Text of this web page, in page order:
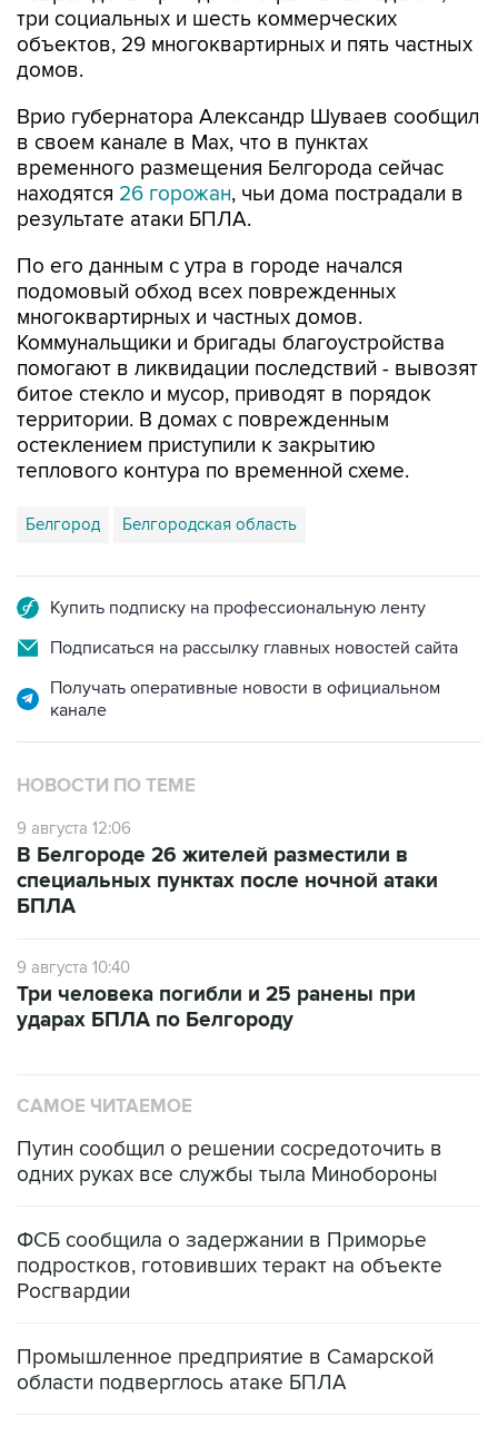
три социальных и шесть коммерческих
объектов, 29 многоквартирных и пять частных
домов.
Врио губернатора Александр Шуваев сообщил
в своем канале в Мах, что в пунктах
временного размещения Белгорода сейчас
находятся 26 горожан, чьи дома пострадали в
результате атаки БПЛА.
По его данным с утра в городе начался
подомовый обход всех поврежденных
многоквартирных и частных домов.
Коммунальщики и бригады благоустройства
помогают в ликвидации последствий - вывозят
битое стекло и мусор, приводят в порядок
территории. В домах с поврежденным
остеклением приступили к закрытию
теплового контура по временной схеме.
Белгород Белгородская область
Купить подписку на профессиональную ленту
Подписаться на рассылку главных новостей сайта
Получать оперативные новости в официальном
канале
НОВОСТИ ПО ТЕМЕ
9 августа 12:06
В Белгороде 26 жителей разместили в
специальных пунктах после ночной атаки
БПЛА
9 августа 10:40
Три человека погибли и 25 ранены при
ударах БПЛА по Белгороду
САМОЕ ЧИТАЕМОЕ
Путин сообщил о решении сосредоточить в
одних руках все службы тыла Минобороны
ФСБ сообщила о задержании в Приморье
подростков, готовивших теракт на объекте
Росгвардии
Промышленное предприятие в Самарской
области подверглось атаке БПЛА